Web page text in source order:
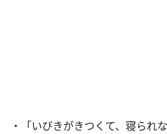
・「いびきがきつくて、寝られ